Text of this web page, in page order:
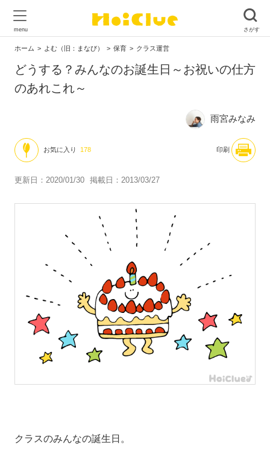
ホーム よむ（旧：まなび） 保育 クラス運営
どうする？みんなのお誕生日～お祝いの仕方
のあれこれ～
雨宮みなみ
お気に入り 178 印刷
更新日：2020/01/30 掲載日：2013/03/27
クラスのみんなの誕生日。